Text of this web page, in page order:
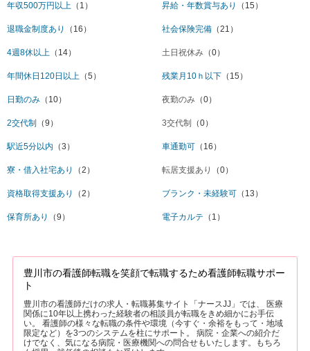
年収500万円以上 （1） 昇給・年数賞与あり （15）
退職金制度あり （16） 社会保険完備 （21）
4週8休以上 （14） 土日祝休み （0）
年間休日120日以上 （5） 残業月10ｈ以下 （15）
日勤のみ （10） 夜勤のみ （0）
2交代制 （9） 3交代制 （0）
駅近5分以内 （3） 車通勤可 （16）
寮・借入社宅あり （2） 転居支援あり （0）
資格取得支援あり （2） ブランク・未経験可 （13）
保育所あり （9） 電子カルテ （1）
豊川市の看護師転職を笑顔で転職するため看護師転職サポー
ト
豊川市の看護師だけの求人・転職募集サイト「ナースJJ」では、 医療
関係に10年以上携わった経験者の相談員が転職をきめ細かにお手伝
い。 看護師の様々な転職の条件や環境（今すぐ・余裕をもって・地域
限定など）を3つのシステムを柱にサポート。 病院・企業への紹介だ
けでなく、気になる病院・医療機関への問合せもいたします。もちろ